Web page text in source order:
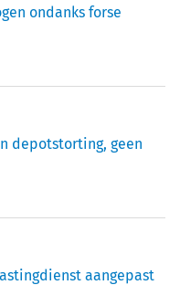
ondanks forse
depotstorting, geen
aangepast